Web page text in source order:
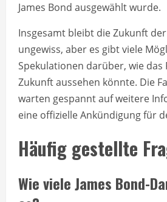
James Bond ausgewählt wurde.
Insgesamt bleibt die Zukunft
ungewiss, aber es gibt viele
Spekulationen darüber, wie das
Zukunft aussehen könnte. Die
warten gespannt auf weitere
eine offizielle Ankündigung für
Häufig gestellte
Wie viele James Bond-